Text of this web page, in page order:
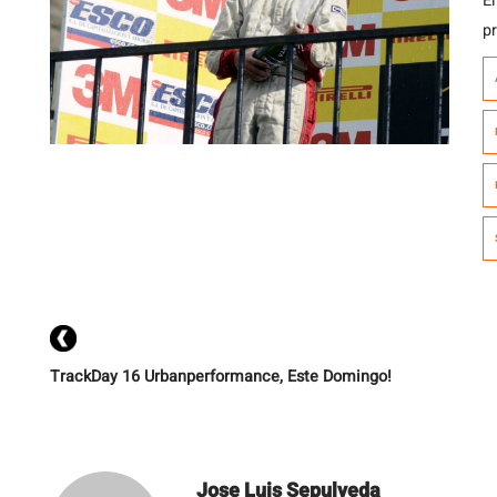
TrackDay 16 Urbanperformance, Este Domingo!
Jose Luis Sepulveda